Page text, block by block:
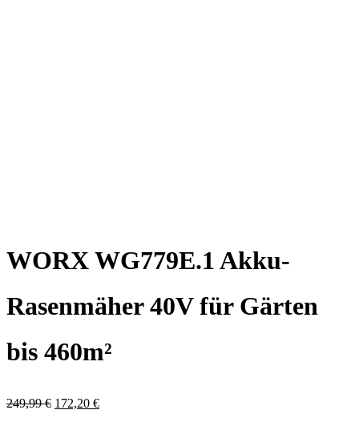
WORX WG779E.1 Akku-
Rasenmäher 40V für Gärten
bis 460m²
249,99€ Ursprünglicher
172,20 €Aktueller